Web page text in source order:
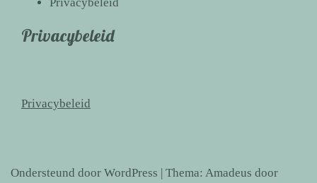
Privacybeleid
Privacybeleid
Privacybeleid
Ondersteund door WordPress Thema: Amadeus door